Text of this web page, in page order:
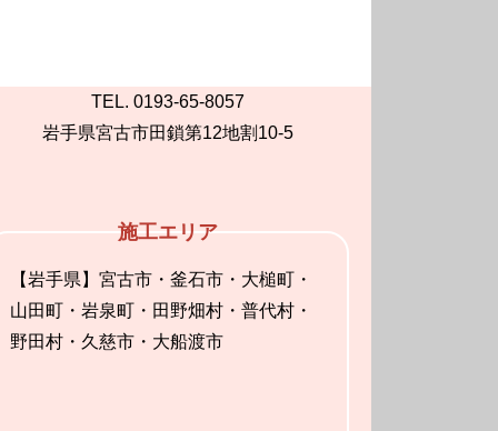
TEL. 0193-65-8057
岩手県宮古市田鎖第12地割10-5
施工エリア
【岩手県】宮古市・釜石市・大槌町・
山田町・岩泉町・田野畑村・普代村・
野田村・久慈市・大船渡市